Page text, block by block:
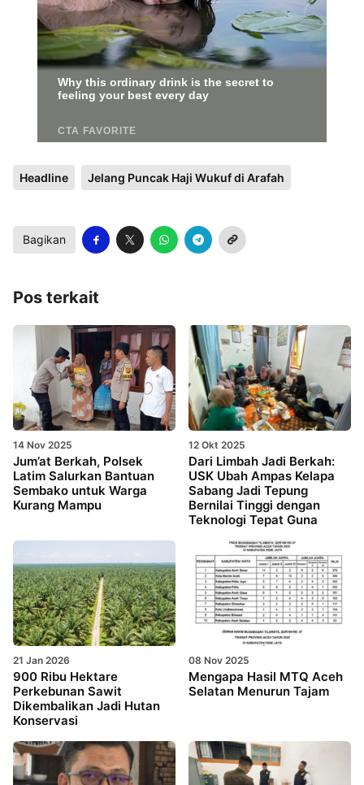
Headline Jelang Puncak Haji Wukuf di Arafah
Bagikan
Pos terkait
14 Nov 2025
Jum’at Berkah, Polsek
Latim Salurkan Bantuan
Sembako untuk Warga
Kurang Mampu
12 Okt 2025
Dari Limbah Jadi Berkah:
USK Ubah Ampas Kelapa
Sabang Jadi Tepung
Bernilai Tinggi dengan
Teknologi Tepat Guna
21 Jan 2026
900 Ribu Hektare
Perkebunan Sawit
Dikembalikan Jadi Hutan
Konservasi
08 Nov 2025
Mengapa Hasil MTQ Aceh
Selatan Menurun Tajam